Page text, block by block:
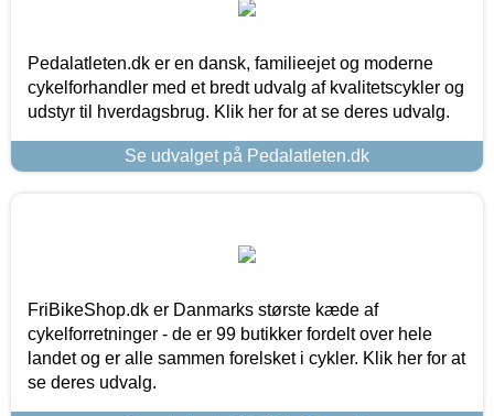
Pedalatleten.dk er en dansk, familieejet og moderne
cykelforhandler med et bredt udvalg af kvalitetscykler og
udstyr til hverdagsbrug. Klik her for at se deres udvalg.
Se udvalget på Pedalatleten.dk
FriBikeShop.dk er Danmarks største kæde af
cykelforretninger - de er 99 butikker fordelt over hele
landet og er alle sammen forelsket i cykler. Klik her for at
se deres udvalg.